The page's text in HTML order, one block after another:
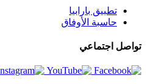
تطبيق بارابيا
حاسبة الأوفاق
تواصل اجتماعي